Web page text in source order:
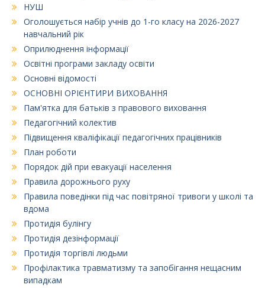
НУШ
Оголошується набір учнів до 1-го класу на 2026-2027
навчальний рік
Оприлюднення інформації
Освітні програми закладу освіти
Основні відомості
ОСНОВНІ ОРІЄНТИРИ ВИХОВАННЯ
Пам'ятка для батьків з правового виховання
Педагогічний колектив
Підвищення кваліфікації педагогічних працівників
План роботи
Порядок дій при евакуації населення
Правила дорожнього руху
Правила поведінки під час повітряної тривоги у школі та
вдома
Протидія булінгу
Протидія дезінформації
Протидія торгівлі людьми
Профілактика травматизму та запобігання нещасним
випадкам